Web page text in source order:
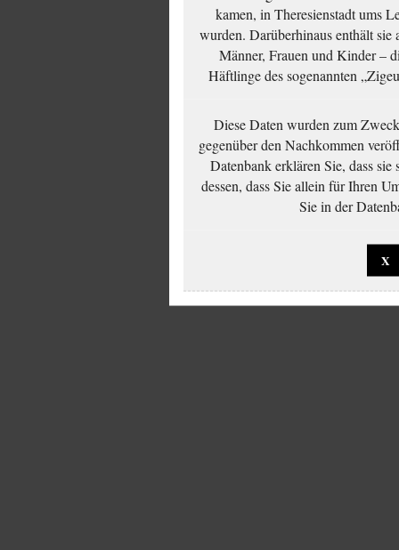
kamen, in Theresienstadt ums
wurden. Darüberhinaus enthält
Männer, Frauen und Kinder –
Häftlinge des sogenannten
Diese Daten wurden zum
gegenüber den Nachkommen
Datenbank erklären Sie, dass sie
dessen, dass Sie allein für Ihren
Sie in der
X